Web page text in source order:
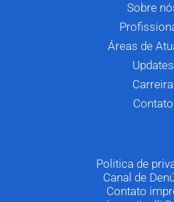
Sobre
Áreas de
Updates
Carreira
Contato
Politica de
Canal de
Contato